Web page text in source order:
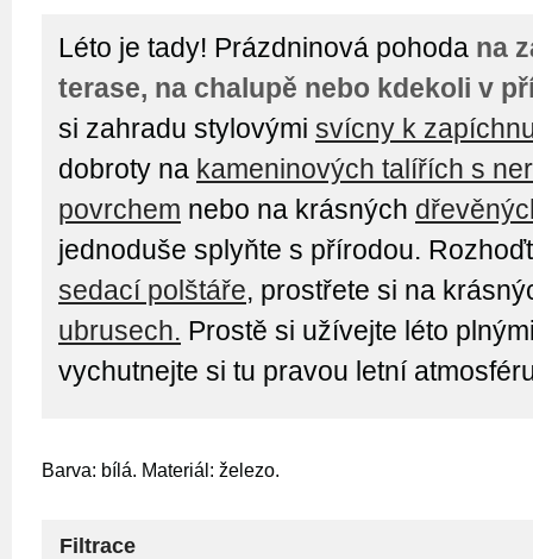
Léto je tady! Prázdninová pohoda na
terase, na chalupě nebo kdekoli v
si zahradu stylovými svícny k
dobroty na kameninových talířích s
povrchem nebo na krásných
jednoduše splyňte s přírodou.
sedací polštáře, prostřete si na
ubrusech. Prostě si užívejte léto
vychutnejte si tu pravou letní
Barva: bílá. Materiál: železo.
Filtrace